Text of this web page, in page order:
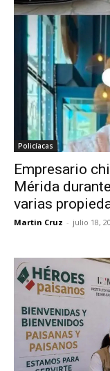
Policíacas
Empresario
Mérida
varias
Martin Cruz - julio 18,